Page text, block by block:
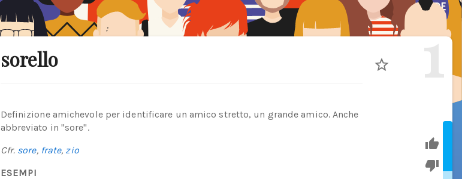
sorello 1
Definizione amichevole per identificare un amico stretto, un grande amico. Anche
abbreviato in "sore".
Cfr. sore, frate, zio
ESEMPI